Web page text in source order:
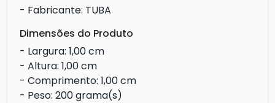
- Fabricante: TUBA
Dimensões do Produto
- Largura: 1,00 cm
- Altura: 1,00 cm
- Comprimento: 1,00 cm
- Peso: 200 grama(s)